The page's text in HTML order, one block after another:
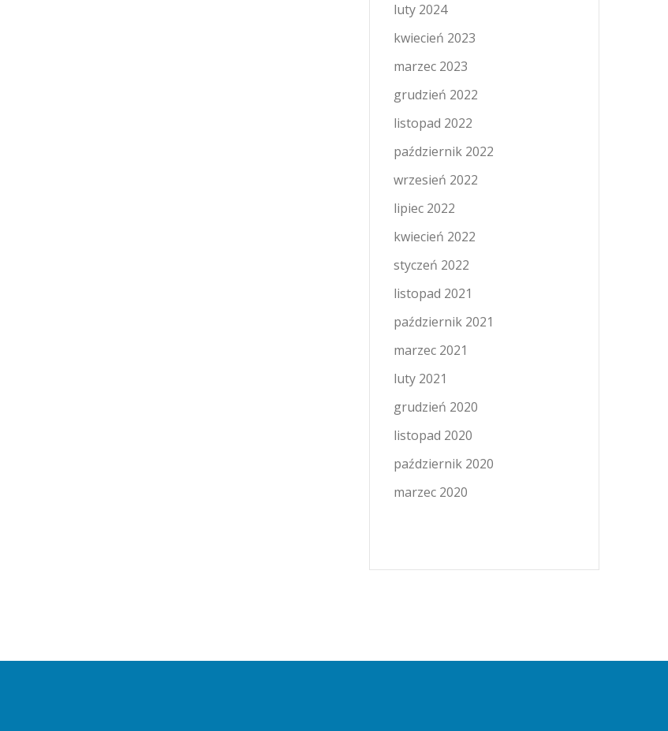
luty 2024
kwiecień 2023
marzec 2023
grudzień 2022
listopad 2022
październik 2022
wrzesień 2022
lipiec 2022
kwiecień 2022
styczeń 2022
listopad 2021
październik 2021
marzec 2021
luty 2021
grudzień 2020
listopad 2020
październik 2020
marzec 2020